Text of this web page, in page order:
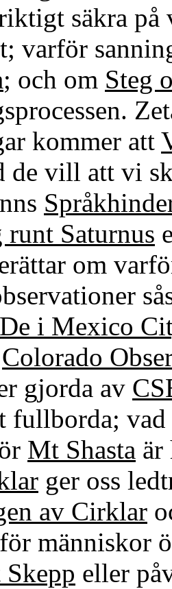
säkra
varför
; och om Steg
kommer att
de vill att vi
Saturnus
om
De i Mexico
Colorado
gjorda av
fullborda;
Mt Shasta är
ger oss
av Cirklar
människor
eller